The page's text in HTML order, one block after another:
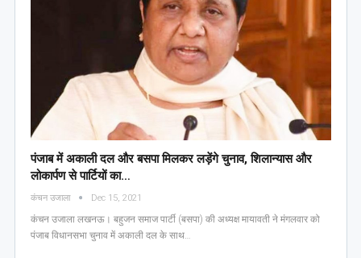
पंजाब में अकाली दल और बसपा मिलकर लड़ेंगे चुनाव, शिलान्यास और
लोकार्पण से पार्टियों का…
कंचन उजाला Dec 15, 2021
कंचन उजाला लखनऊ। बहुजन समाज पार्टी (बसपा) की अध्यक्ष मायावती ने मंगलवार को
पंजाब विधानसभा चुनाव में अकाली दल के साथ…